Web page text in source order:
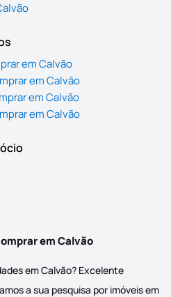
em Calvão
em Calvão
em Calvão
em Calvão
em Calvão
em Calvão? Excelente
a sua pesquisa por imóveis em